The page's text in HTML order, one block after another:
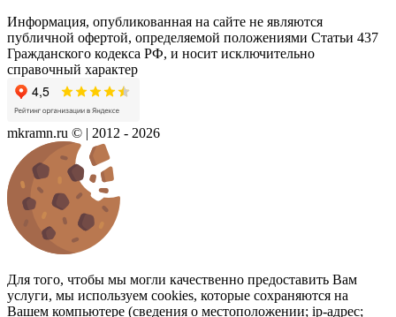
Информация, опубликованная на сайте не являются
публичной офертой, определяемой положениями Статьи 437
Гражданского кодекса РФ, и носит исключительно
справочный характер
mkramn.ru © | 2012 - 2026
Для того, чтобы мы могли качественно предоставить Вам
услуги, мы используем cookies, которые сохраняются на
Вашем компьютере (сведения о местоположении; ip-адрес;